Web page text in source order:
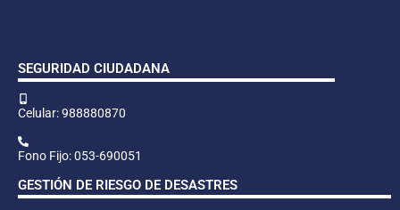
SEGURIDAD CIUDADANA
Celular: 988880870
Fono Fijo: 053-690051
GESTIÓN DE RIESGO DE DESASTRES